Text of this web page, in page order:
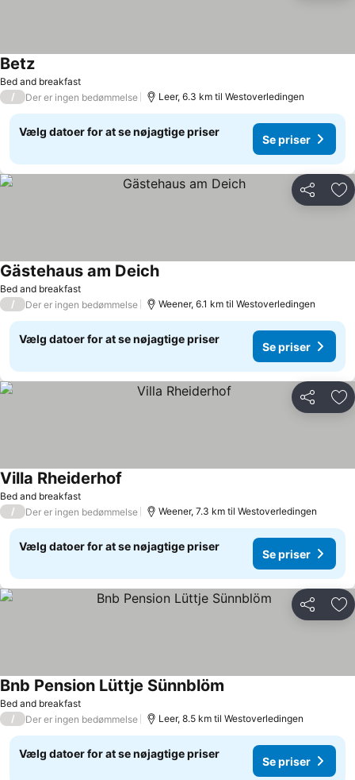
Bed and breakfast
BetzSe priser
/ Der er ingen bedømmelse Leer, 6.3 km til Westoverledingen
Vælg datoer for at se nøjagtige priser
Se priser
Del
Bed and breakfast
Gästehaus am DeichSe priser
/ Der er ingen bedømmelse Weener, 6.1 km til Westoverledingen
Vælg datoer for at se nøjagtige priser
Se priser
Del
Bed and breakfast
Villa Rheiderhof
/ Der er ingen bedømmelse Weener, 7.3 km til Westoverledingen
Vælg datoer for at se nøjagtige priser
Se priser
Del
Bed and breakfast
Bnb Pension Lüttje Sünnblöm
/ Der er ingen bedømmelse Leer, 8.5 km til Westoverledingen
Vælg datoer for at se nøjagtige priser
Se priser